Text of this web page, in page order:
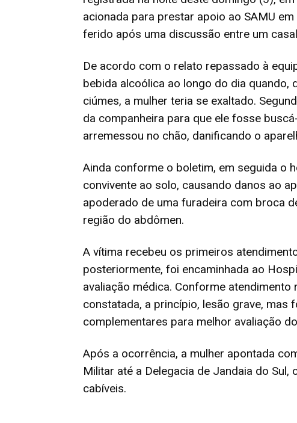
acionada para prestar apoio ao SAMU
ferido após uma discussão entre um
De acordo com o relato repassado à
bebida alcoólica ao longo do dia quando,
ciúmes, a mulher teria se exaltado.
da companheira para que ele fosse
arremessou no chão, danificando o
Ainda conforme o boletim, em seguida o
convivente ao solo, causando danos ao
apoderado de uma furadeira com broca
região do abdômen.
A vítima recebeu os primeiros
posteriormente, foi encaminhada ao
avaliação médica. Conforme
constatada, a princípio, lesão grave, mas
complementares para melhor avaliação
Após a ocorrência, a mulher apontada
Militar até a Delegacia de Jandaia do
cabíveis.